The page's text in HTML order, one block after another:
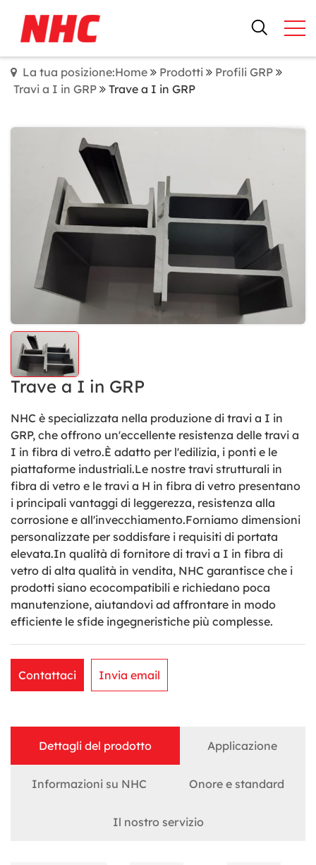
La tua posizione:Home Prodotti
Profili GRP
Travi a I in GRP
Trave a I in GRP
Trave a I in GRP
NHC è specializzata nella produzione di travi a I in
GRP, che offrono un'eccellente resistenza delle travi a
I in fibra di vetro.È adatto per l'edilizia, i ponti e le
piattaforme industriali.Le nostre travi strutturali in
fibra di vetro e le travi a H in fibra di vetro presentano
i principali vantaggi di leggerezza, resistenza alla
corrosione e all'invecchiamento.Forniamo dimensioni
personalizzate per soddisfare i requisiti di portata
elevata.In qualità di fornitore di travi a I in fibra di
vetro di alta qualità in vendita, NHC garantisce che i
prodotti siano ecocompatibili e richiedano poca
manutenzione, aiutandovi ad affrontare in modo
efficiente le sfide ingegneristiche più complesse.
Contattaci Invia email
Dettagli del prodotto Applicazione
Informazioni su NHC Onore e standard
Il nostro servizio